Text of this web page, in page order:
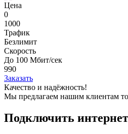
Цена
0
1000
Трафик
Безлимит
Скорость
До 100 Мбит/сек
990
Заказать
Качество и надёжность!
Мы предлагаем нашим клиентам
Подключить